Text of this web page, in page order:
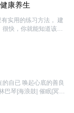
康养生
这样的感知能力，我们
察一下学走路的儿童，
给我们带来令人惊叹的
被删改的、被封锁的及
自已 唤起心底的善良
巴琴|海浪鼓| 催眠|冥想|
音疗愈师TTC师资认